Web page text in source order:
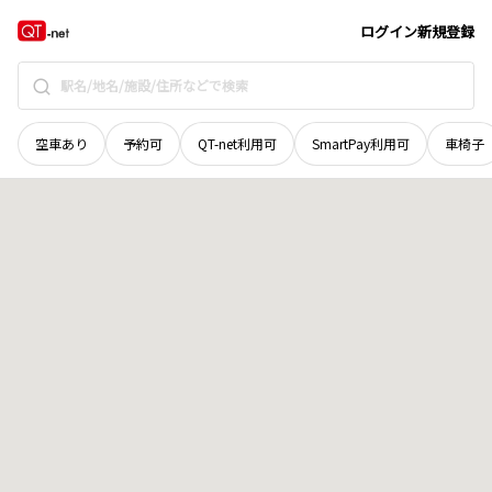
ログイン新規登録
空車あり 予約可 QT-net利用可 SmartPay利用可 車椅子
広島県